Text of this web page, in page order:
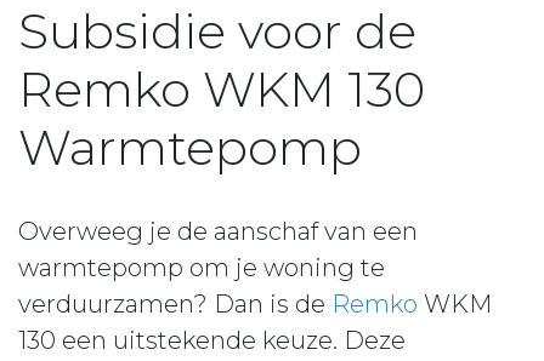
Subsidie voor de
Remko WKM 130
Warmtepomp
Overweeg je de aanschaf van een
warmtepomp om je woning te
verduurzamen? Dan is de Remko WKM
130 een uitstekende keuze. Deze